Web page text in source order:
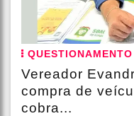
QUESTIONAMENTO
Vereador
compra de
cobra...